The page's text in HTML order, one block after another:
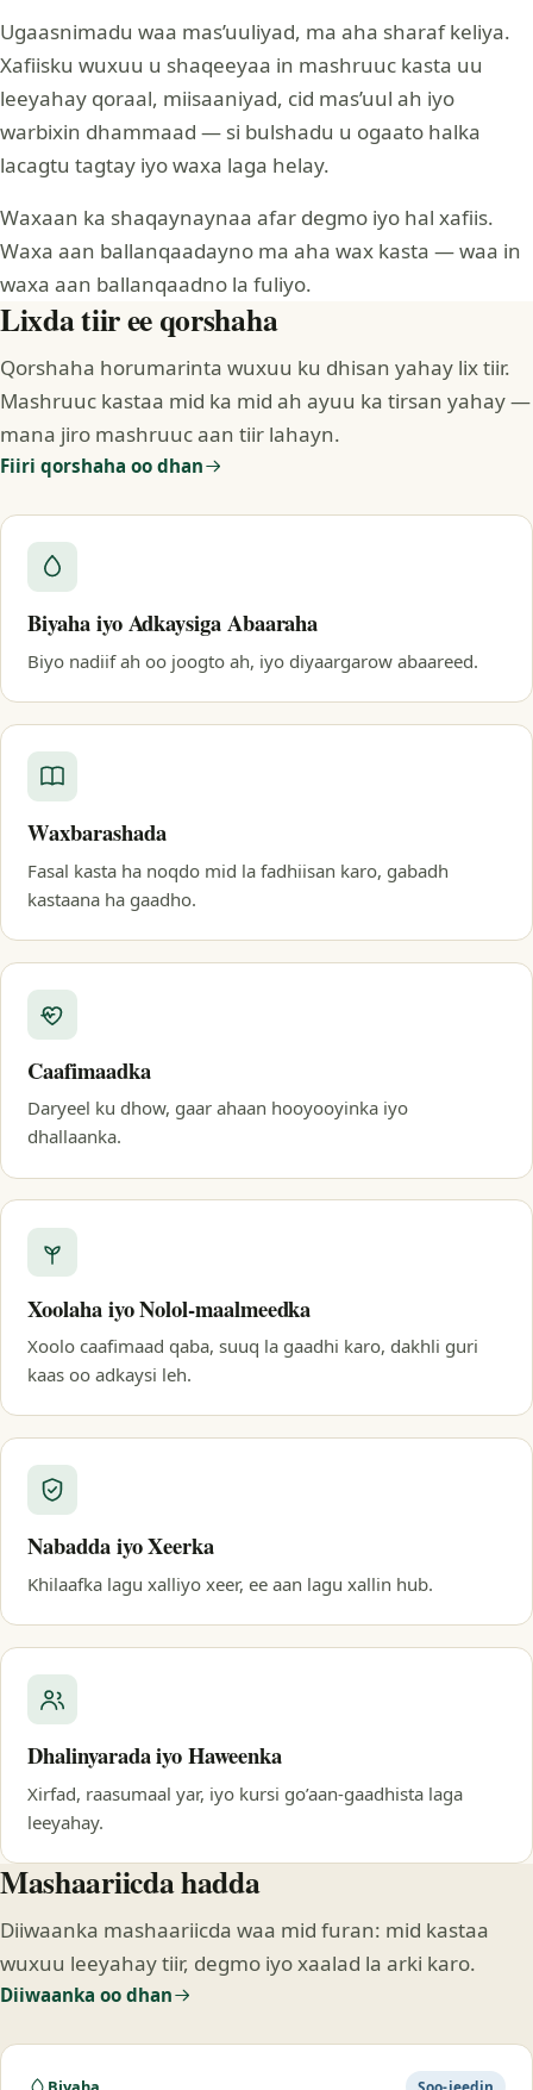
Ugaasnimadu waa mas’uuliyad, ma aha sharaf keliya.
Xafiisku wuxuu u shaqeeyaa in mashruuc kasta uu
leeyahay qoraal, miisaaniyad, cid mas’uul ah iyo
warbixin dhammaad — si bulshadu u ogaato halka
lacagtu tagtay iyo waxa laga helay.
Waxaan ka shaqaynaynaa afar degmo iyo hal xafiis.
Waxa aan ballanqaadayno ma aha wax kasta — waa in
waxa aan ballanqaadno la fuliyo.
Lixda tiir ee qorshaha
Qorshaha horumarinta wuxuu ku dhisan yahay lix tiir.
Mashruuc kastaa mid ka mid ah ayuu ka tirsan yahay —
mana jiro mashruuc aan tiir lahayn.
Fiiri qorshaha oo dhan
Biyaha iyo Adkaysiga Abaaraha
Biyo nadiif ah oo joogto ah, iyo diyaargarow abaareed.
Waxbarashada
Fasal kasta ha noqdo mid la fadhiisan karo, gabadh
kastaana ha gaadho.
Caafimaadka
Daryeel ku dhow, gaar ahaan hooyooyinka iyo
dhallaanka.
Xoolaha iyo Nolol-maalmeedka
Xoolo caafimaad qaba, suuq la gaadhi karo, dakhli guri
kaas oo adkaysi leh.
Nabadda iyo Xeerka
Khilaafka lagu xalliyo xeer, ee aan lagu xallin hub.
Dhalinyarada iyo Haweenka
Xirfad, raasumaal yar, iyo kursi go’aan-gaadhista laga
leeyahay.
Mashaariicda hadda
Diiwaanka mashaariicda waa mid furan: mid kastaa
wuxuu leeyahay tiir, degmo iyo xaalad la arki karo.
Diiwaanka oo dhan
Soo-jeedin